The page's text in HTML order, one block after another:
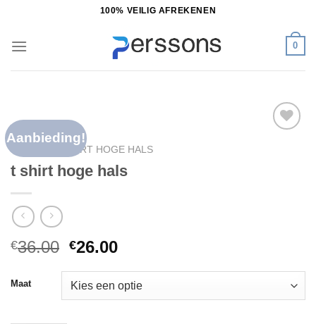
inhoud
100% VEILIG AFREKENEN
0
Aanbieding!
HOME T SHIRT HOGE HALS
t shirt hoge hals
€36.00 €26.00
Maat